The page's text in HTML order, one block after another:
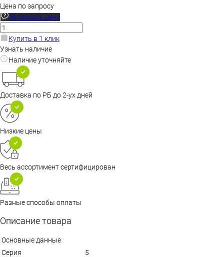
Цена по запросу
Запросить цену
Купить в 1 клик
Узнать наличие
Наличие уточняйте
Доставка по РБ до 2-ух дней
Низкие цены
Весь ассортимент сертифицирован
Разные способы оплаты
Описание товара
Основные данные
Серия
5